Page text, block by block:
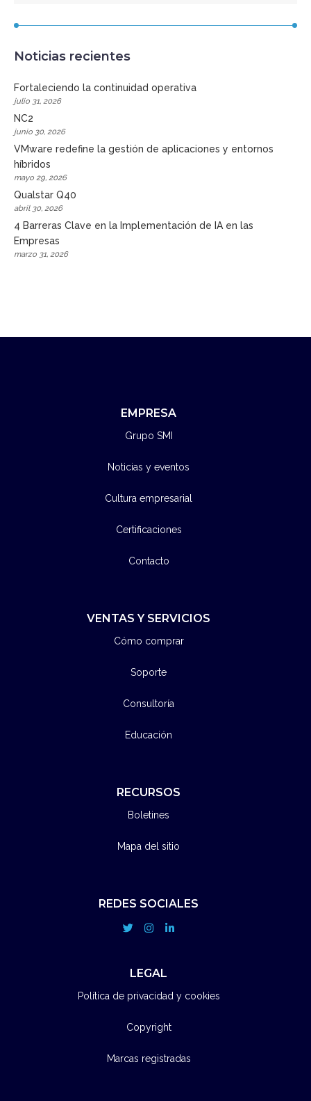
Noticias recientes
Fortaleciendo la continuidad operativa
julio 31, 2026
NC2
junio 30, 2026
VMware redefine la gestión de aplicaciones y entornos
híbridos
mayo 29, 2026
Qualstar Q40
abril 30, 2026
4 Barreras Clave en la Implementación de IA en las
Empresas
marzo 31, 2026
EMPRESA
Grupo SMI
Noticias y eventos
Cultura empresarial
Certificaciones
Contacto
VENTAS Y SERVICIOS
Cómo comprar
Soporte
Consultoría
Educación
RECURSOS
Boletines
Mapa del sitio
REDES SOCIALES
LEGAL
Política de privacidad y cookies
Copyright
Marcas registradas